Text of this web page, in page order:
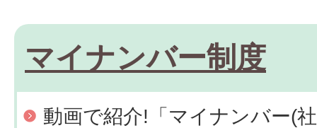
マイナンバー制度
動画で紹介!「マイナンバー(